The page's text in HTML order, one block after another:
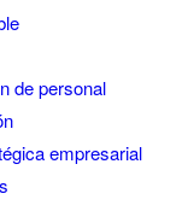
de personal
empresarial